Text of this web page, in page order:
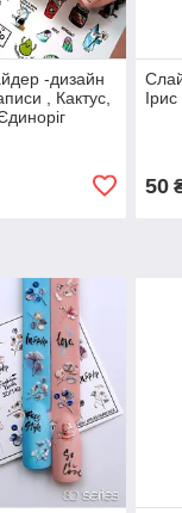
-дизайн
, Кактус,
50